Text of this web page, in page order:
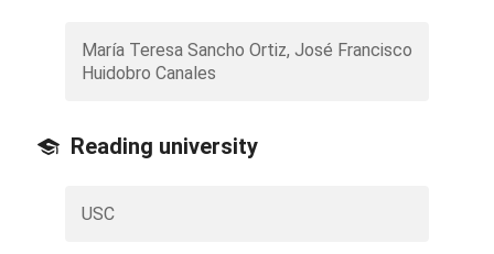
María Teresa Sancho Ortiz, José Francisco
Huidobro Canales
Reading university
USC